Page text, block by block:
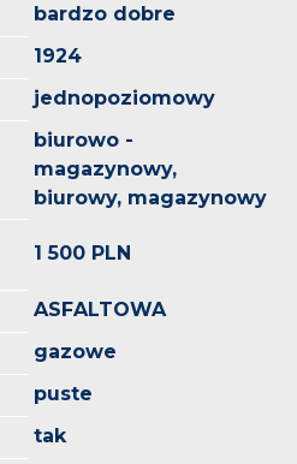
bardzo dobre
1924
jednopoziomowy
biurowo -
magazynowy,
biurowy, magazynowy
1 500 PLN
ASFALTOWA
gazowe
puste
tak